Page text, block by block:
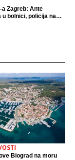
Zagreb: Ante
bolnici, policija na
Biograd na moru